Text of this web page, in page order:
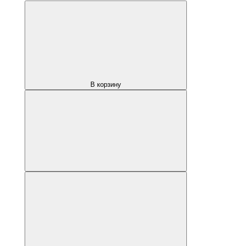
В корзину